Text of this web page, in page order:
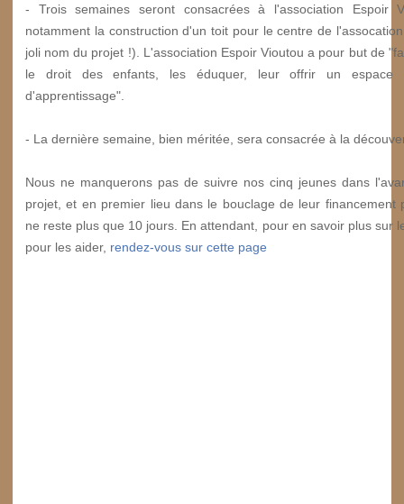
- Trois semaines seront consacrées à l'association Espoir
notamment la construction d'un toit pour le centre de
joli nom du projet !). L'association Espoir Vioutou a pour but de
le droit des enfants, les éduquer, leur offrir un espace
d'apprentissage".
- La dernière semaine, bien méritée, sera consacrée à la
Nous ne manquerons pas de suivre nos cinq jeunes dans
projet, et en premier lieu dans le bouclage de leur financement
ne reste plus que 10 jours. En attendant, pour en savoir plus sur
pour les aider, rendez-vous sur cette page